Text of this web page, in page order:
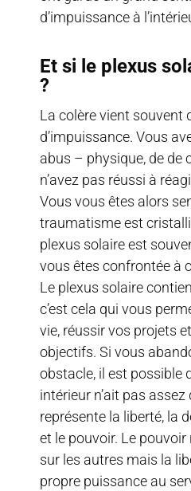
d’impuissance à
Et si le plexus
?
La colère vient souvent
d’impuissance. Vous
abus – physique, de de
n’avez pas réussi à
Vous vous êtes alors
traumatisme est
plexus solaire est
vous êtes confrontée à
Le plexus solaire
c’est cela qui vous
vie, réussir vos projets
objectifs. Si vous
obstacle, il est possible
intérieur n’ait pas assez
représente la liberté, la
et le pouvoir. Le pouvoir
sur les autres mais la
propre puissance au